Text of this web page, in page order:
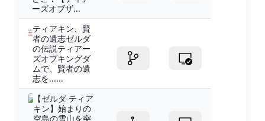
ーズオブザ...
ティアキン、賢
者の遺志ゼルダ
の伝説ティアー
ズオブキングダ
ムで、賢者の遺
志を......
【ゼルダ ティア
キン】始まりの
空島の雪山を突